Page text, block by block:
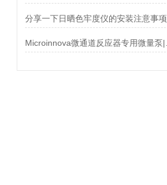
分享一下日晒色牢度仪的安装注意事项